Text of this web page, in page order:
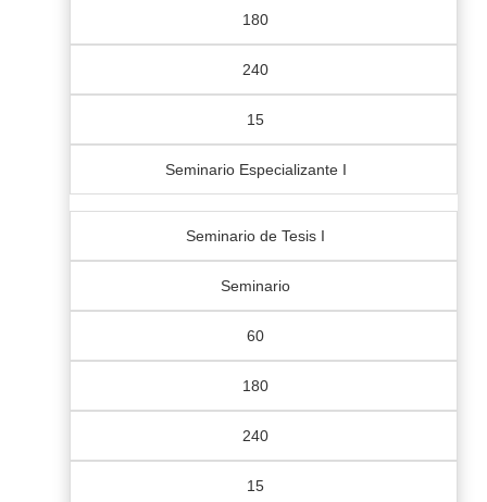
180
240
15
Seminario Especializante I
Seminario de Tesis I
Seminario
60
180
240
15